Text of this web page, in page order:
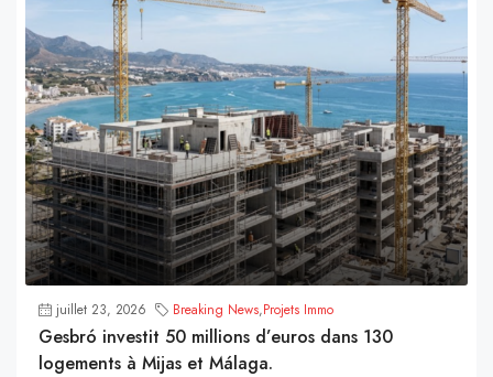
juillet 23, 2026 Breaking News,Projets Immo
Gesbró investit 50 millions d’euros dans 130
logements à Mijas et Málaga.